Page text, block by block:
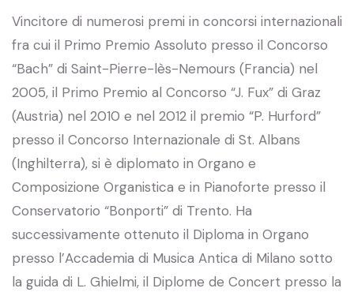
Vincitore di numerosi premi in concorsi internazionali
fra cui il Primo Premio Assoluto presso il Concorso
“Bach” di Saint-Pierre-lès-Nemours (Francia) nel
2005, il Primo Premio al Concorso “J. Fux” di Graz
(Austria) nel 2010 e nel 2012 il premio “P. Hurford”
presso il Concorso Internazionale di St. Albans
(Inghilterra), si è diplomato in Organo e
Composizione Organistica e in Pianoforte presso il
Conservatorio “Bonporti” di Trento. Ha
successivamente ottenuto il Diploma in Organo
presso l’Accademia di Musica Antica di Milano sotto
la guida di L. Ghielmi, il Diplome de Concert presso la